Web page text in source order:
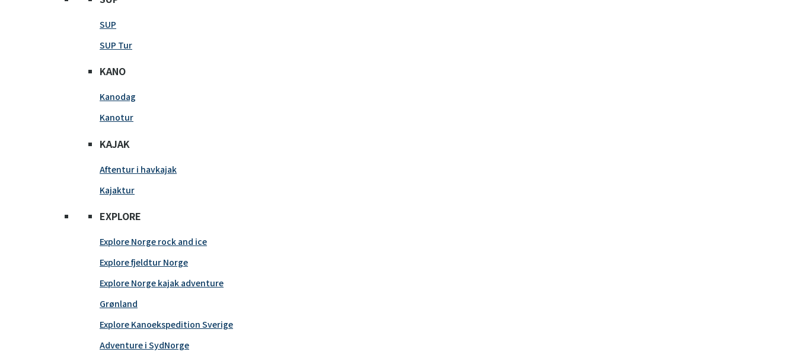
SUP
SUP Tur
KANO
Kanodag
Kanotur
KAJAK
Aftentur i havkajak
Kajaktur
EXPLORE
Explore Norge rock and ice
Explore fjeldtur Norge
Explore Norge kajak adventure
Grønland
Explore Kanoekspedition Sverige
Adventure i SydNorge